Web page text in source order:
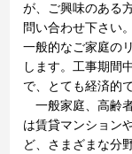
が、ご興味のある
問い合わせ下さい
一般的なご家庭の
します。工事期間
で、とても経済的で
一般家庭、高齢
は賃貸マンション
ど、さまざまな分